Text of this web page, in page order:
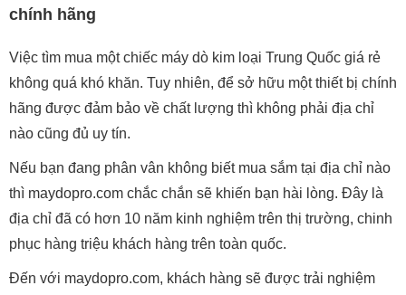
chính hãng
Việc tìm mua một chiếc máy dò kim loại Trung Quốc giá rẻ
không quá khó khăn. Tuy nhiên, để sở hữu một thiết bị chính
hãng được đảm bảo về chất lượng thì không phải địa chỉ
nào cũng đủ uy tín.
Nếu bạn đang phân vân không biết mua sắm tại địa chỉ nào
thì maydopro.com chắc chắn sẽ khiến bạn hài lòng. Đây là
địa chỉ đã có hơn 10 năm kinh nghiệm trên thị trường, chinh
phục hàng triệu khách hàng trên toàn quốc.
Đến với maydopro.com, khách hàng sẽ được trải nghiệm